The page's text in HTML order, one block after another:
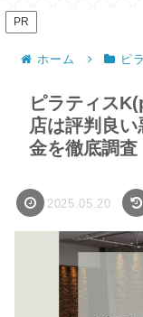
PR
ホーム ピ
ピラティス
店は評判良
金を徹底調査
2025.05.20